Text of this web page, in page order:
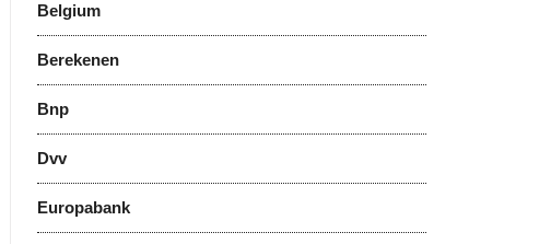
Belgium
Berekenen
Bnp
Dvv
Europabank